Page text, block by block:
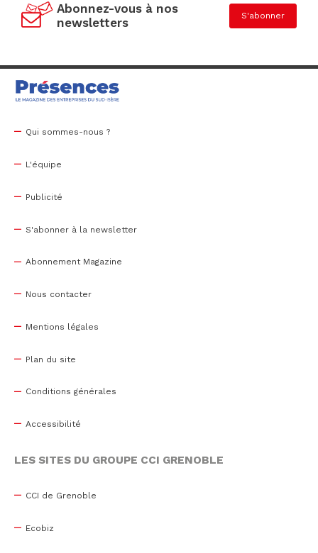
Abonnez-vous à nos
newsletters
S'abonner
Qui sommes-nous ?
L'équipe
Publicité
S'abonner à la newsletter
Abonnement Magazine
Nous contacter
Mentions légales
Plan du site
Conditions générales
Accessibilité
LES SITES DU GROUPE CCI GRENOBLE
CCI de Grenoble
Ecobiz